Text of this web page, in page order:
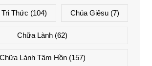
Thức (104) Chúa Giêsu(7)
Chữa Lành (62)
Chữa Lành Tâm Hồn(157)